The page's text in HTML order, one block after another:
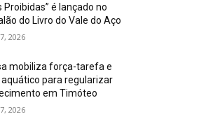
Proibidas” é lançado no
do Livro do Vale do Aço
2026
mobiliza força-tarefa e
para regularizar
em Timóteo
2026